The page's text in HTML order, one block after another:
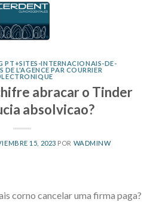
PT+SITES-INTERNACIONAIS-DE-
DE L'AGENCE PAR COURRIER
abracar o Tinder
absolvicao?
15, 2023 POR WADMINW
corno cancelar uma firma paga?